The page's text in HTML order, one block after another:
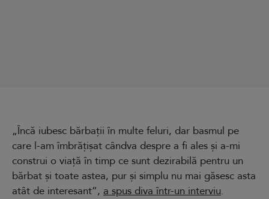
„Încă iubesc bărbații în multe feluri, dar basmul pe
care l-am îmbrățișat cândva despre a fi ales și a-mi
construi o viață în timp ce sunt dezirabilă pentru un
bărbat și toate astea, pur și simplu nu mai găsesc asta
atât de interesant”, a spus diva într-un interviu.